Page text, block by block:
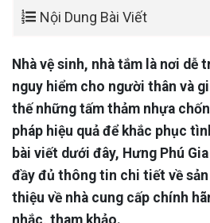
Nội Dung Bài Viết
Nhà vệ sinh, nhà tắm là nơi dễ
nguy hiểm cho người thân và
thế những tấm thảm nhựa
pháp hiệu quả để khắc phục
bài viết dưới đây, Hưng Phú
đầy đủ thông tin chi tiết về
thiệu về nhà cung cấp chính
nhắc, tham khảo.